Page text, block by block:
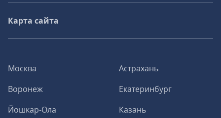
Москва
Астрахань
Воронеж
Екатеринбург
Йошкар-Ола
Казань
Карта сайта